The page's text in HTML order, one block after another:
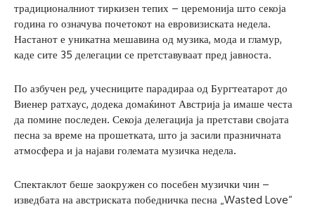
традиционалниот тиркизен тепих – церемонија што секоја
година го означува почетокот на евровизиската недела.
Настанот е уникатна мешавина од музика, мода и гламур,
каде сите 35 делегации се претставуваат пред јавноста.
По азбучен ред, учесниците парадираа од Бургтеатарот до
Виенер ратхаус, додека домаќинот Австрија ја имаше честа
да помине последен. Секоја делегација ја претстави својата
песна за време на прошетката, што ја засили празничната
атмосфера и ја најави големата музичка недела.
Спектаклот беше заокружен со посебен музички чин –
изведбата на австриската победничка песна „Wasted Love“